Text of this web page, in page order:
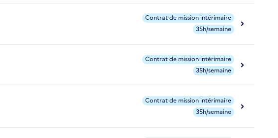
Contrat de mission intérimaire
35h/semaine
Contrat de mission intérimaire
35h/semaine
Contrat de mission intérimaire
35h/semaine